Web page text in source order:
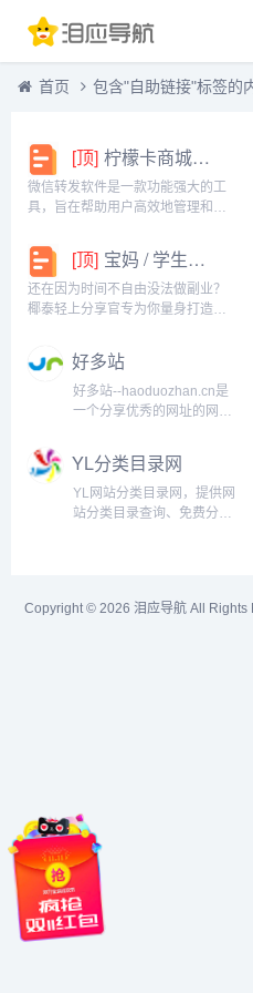
首页 包含"自助链接"标签的
[顶] 柠檬卡商城24h自动发卡平台虚拟商品激活码自助购买商城
微信转发软件是一款功能强大的工
具，旨在帮助用户高效地管理和操
能，包括一键转发、朋友圈转发和
微信抢红包等。一键转发软件使得
用户可以轻松地将消息、图片或其
他内容快速转发给多个...
[顶] 宝妈 / 学生党看过来！椰泰轻上分享官，时间自由，在家也能赚
还在因为时间不自由没法做副业？
椰泰轻上分享官专为你量身打造！
是想赚生活费的学生党，都能在这
里找到适合自己的增收方式。成为
分享官，你可以自由安排时间：带
娃间隙、下课碎片、睡...
好多站
好多站--haoduozhan.cn是
一个分享优秀的网址的网站
自动收录，获取高质量的自
然流量，高质量外链的收录
平台，是免费发外链神器！
赶快加入好多站自动秒收录
YL分类目录网
YL网站分类目录网，提供网
站分类目录查询、免费分类
新颖的网站分类目录和外链
Copyright © 2026 泪应导航 All Rights